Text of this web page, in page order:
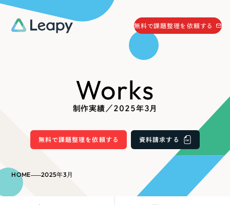
お役立ち情報
無料で課題整理を依頼する
058-215-0066
24時間受付
資料請求する
Company
制作実績／2025年3月
Works
無料で課題整理を依頼する 資料請求する
HOME 2025年3月